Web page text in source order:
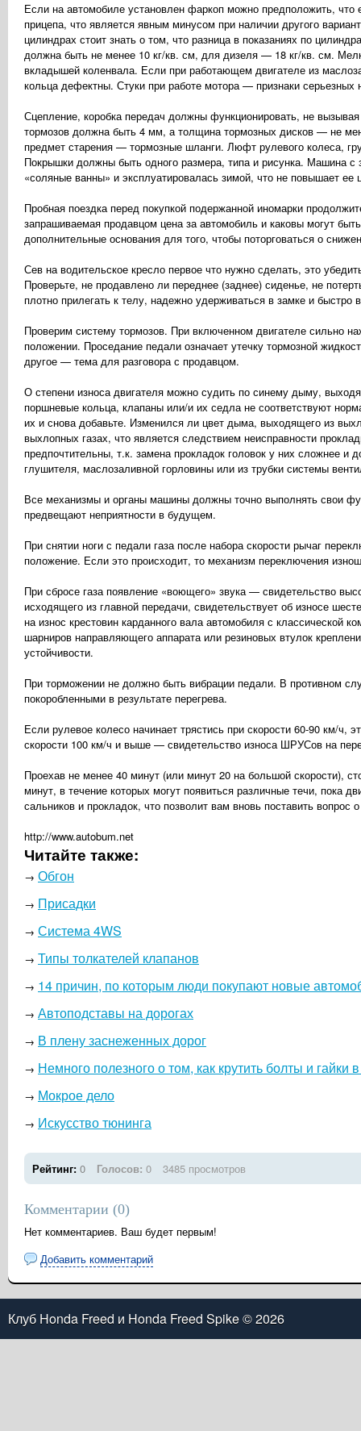
Если на автомобиле установлен фаркоп можно предположить, что
прицепа, что является явным минусом при наличии другого
цилиндрах стоит знать о том, что разница в показаниях по
должна быть не менее 10 кг/кв. см, для дизеля — 18 кг/кв. см.
вкладышей коленвала. Если при работающем двигателе из
кольца дефектны. Стуки при работе мотора — признаки серьезных
Сцепление, коробка передач должны функционировать, не
тормозов должна быть 4 мм, а толщина тормозных дисков — не
предмет старения — тормозные шланги. Люфт рулевого колеса,
Покрышки должны быть одного размера, типа и рисунка. Машина
«соляные ванны» и эксплуатировалась зимой, что не повышает ее
Пробная поездка перед покупкой подержанной иномарки
запрашиваемая продавцом цена за автомобиль и каковы могут
дополнительные основания для того, чтобы поторговаться о
Сев на водительское кресло первое что нужно сделать, это
Проверьте, не продавлено ли переднее (заднее) сиденье, не
плотно прилегать к телу, надежно удерживаться в замке и
Проверим систему тормозов. При включенном двигателе сильно
положении. Проседание педали означает утечку тормозной
другое — тема для разговора с продавцом.
О степени износа двигателя можно судить по синему дыму,
поршневые кольца, клапаны или/и их седла не соответствуют
их и снова добавьте. Изменился ли цвет дыма, выходящего из
выхлопных газах, что является следствием неисправности
предпочтительны, т.к. замена прокладок головок у них сложнее
глушителя, маслозаливной горловины или из трубки системы
Все механизмы и органы машины должны точно выполнять свои
предвещают неприятности в будущем.
При снятии ноги с педали газа после набора скорости рычаг
положение. Если это происходит, то механизм переключения
При сбросе газа появление «воющего» звука — свидетельство
исходящего из главной передачи, свидетельствует об износе
на износ крестовин карданного вала автомобиля с классической
шарниров направляющего аппарата или резиновых втулок
устойчивости.
При торможении не должно быть вибрации педали. В противном
покоробленными в результате перегрева.
Если рулевое колесо начинает трястись при скорости 60-90 км/ч,
скорости 100 км/ч и выше — свидетельство износа ШРУСов на
Проехав не менее 40 минут (или минут 20 на большой скорости),
минут, в течение которых могут появиться различные течи, пока
сальников и прокладок, что позволит вам вновь поставить вопрос
http://www.autobum.net
Читайте также:
→ Обгон
→ Присадки
→ Система 4WS
→ Типы толкателей клапанов
→ 14 причин, по которым люди покупают новые
→ Автоподставы на дорогах
→ В плену заснеженных дорог
→ Немного полезного о том, как крутить болты и гайки
→ Мокрое дело
→ Искусство тюнинга
Рейтинг: 0 Голосов: 0 3485 просмотров
Комментарии (0)
Нет комментариев. Ваш будет первым!
Добавить комментарий
Клуб Honda Freed и Honda Freed Spike© 2026